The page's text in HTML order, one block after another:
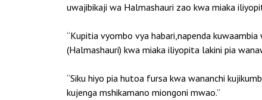
uwajibikaji wa Halmashauri zao kwa miaka
“Kupitia vyombo vya habari,napenda
(Halmashauri) kwa miaka iliyopita lakini pia
“Siku hiyo pia hutoa fursa kwa wananchi
kujenga mshikamano miongoni mwao.”